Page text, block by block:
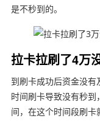
是不秒到的。
拉卡拉刷了4万
到刷卡成功后资金没
时间刷卡导致没有秒
间，在这个时间段刷卡